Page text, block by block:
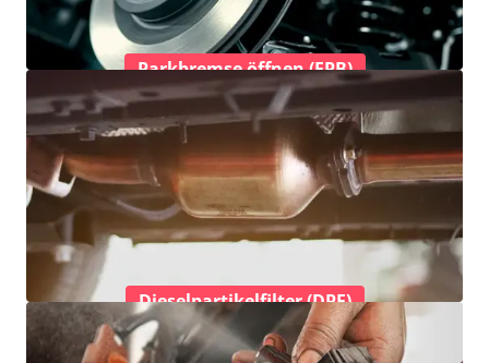
Parkbremse öffnen (EPB)
Dieselpartikelfilter (DPF)